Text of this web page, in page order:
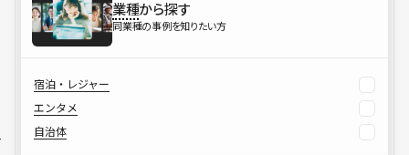
業種から探す
同業種の事例を知りたい方
宿泊・レジャー
エンタメ
自治体